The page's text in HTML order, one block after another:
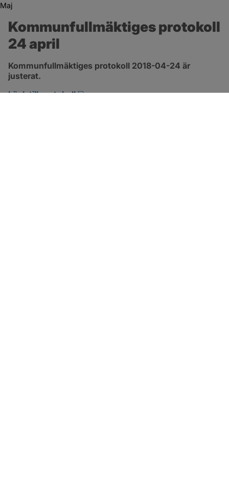
Maj
Kommunfullmäktiges protokoll
24 april
Kommunfullmäktiges protokoll 2018-04-24 är
justerat.
Länk till protokoll
pdf, 2.9 MB, öppnas i nytt fönster.